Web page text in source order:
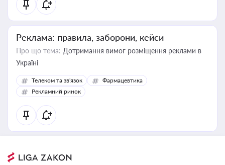
Реклама: правила, заборони, кейси
Про що тема: Дотримання вимог розміщення реклами в
Україні
Телеком та зв'язок
Фармацевтика
Рекламний ринок